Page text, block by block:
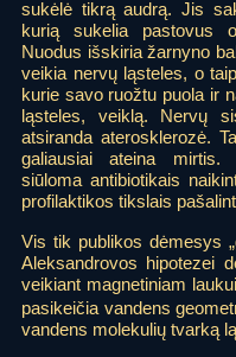
sukėlė tikrą audrą. Jis
kurią sukelia pastovus
Nuodus išskiria žarnyno
veikia nervų ląsteles, o
kurie savo ruožtu puola ir
ląsteles, veiklą. Nervų
atsiranda aterosklerozė.
galiausiai ateina mirtis.
siūloma antibiotikais
profilaktikos tikslais
Vis tik publikos dėmesys
Aleksandrovos hipotezei
veikiant magnetiniam
pasikeičia vandens
vandens molekulių tvarką